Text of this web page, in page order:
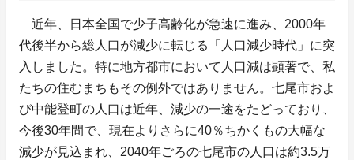
近年、日本全国で少子高齢化が急速に進み、2000年
代後半から総人口が減少に転じる「人口減少時代」に突
入しました。特に地方都市において人口減は顕著で、私
たちの住むまちもその例外ではありません。七尾市およ
び中能登町の人口は近年、減少の一途をたどっており、
今後30年間で、現在よりさらに40％ちかくもの大幅な
減少が見込まれ、2040年ごろの七尾市の人口は約3.5万